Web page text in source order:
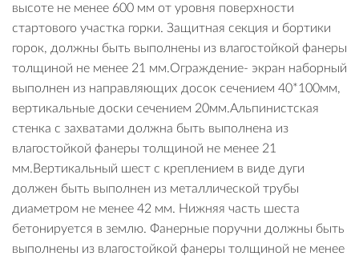
высоте не менее 600 мм от уровня поверхности
стартового участка горки. Защитная секция и бортики
горок, должны быть выполнены из влагостойкой фанеры
толщиной не менее 21 мм.Ограждение- экран наборный
выполнен из направляющих досок сечением 40*100мм,
вертикальные доски сечением 20мм.Альпинистская
стенка с захватами должна быть выполнена из
влагостойкой фанеры толщиной не менее 21
мм.Вертикальный шест с креплением в виде дуги
должен быть выполнен из металлической трубы
диаметром не менее 42 мм. Нижняя часть шеста
бетонируется в землю. Фанерные поручни должны быть
выполнены из влагостойкой фанеры толщиной не менее